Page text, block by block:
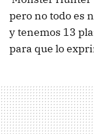
pero no todo es
y tenemos 13
para que lo